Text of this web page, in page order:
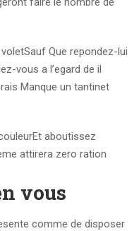
Que repondez-lui
vous a l’egard de il
Manque un tantinet
aboutissez
attirera zero ration
vous
comme de disposer